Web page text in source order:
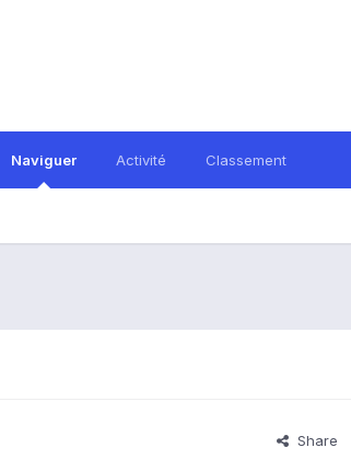
Naviguer Activité Classement
Share